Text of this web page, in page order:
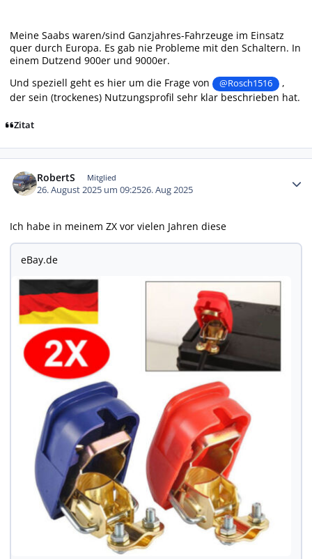
Meine Saabs waren/sind Ganzjahres-Fahrzeuge im Einsatz
quer durch Europa. Es gab nie Probleme mit den Schaltern. In
einem Dutzend 900er und 9000er.
Und speziell geht es hier um die Frage von
@Rosch1516
,
der sein (trockenes) Nutzungsprofil sehr klar beschrieben hat.
Zitat
RobertS Mitglied
26. August 2025 um 09:2526. Aug 2025
Ich habe in meinem ZX vor vielen Jahren diese
eBay.de